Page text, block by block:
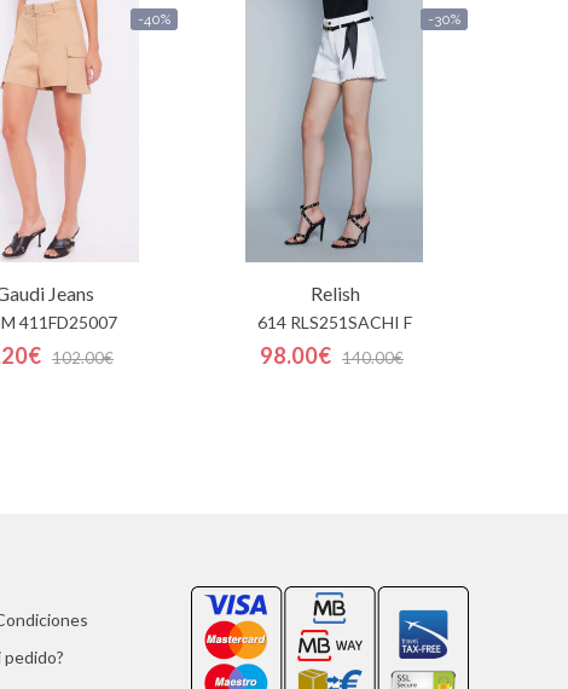
-40%
Jeans
411FD25007
102.00€
-30%
Relish
614 RLS251SACHI F
98.00€ 140.00€